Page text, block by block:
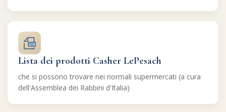
Lista dei prodotti Casher LePesach
che si possono trovare nei normali supermercati (a cura
dell'Assemblea dei Rabbini d'Italia)